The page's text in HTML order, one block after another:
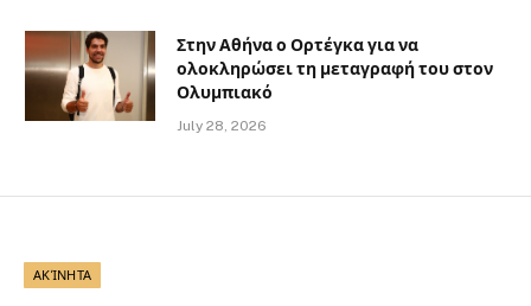
Στην Αθήνα ο Ορτέγκα για να
ολοκληρώσει τη μεταγραφή του στον
Ολυμπιακό
July 28, 2026
ΑΚΊΝΗΤΑ